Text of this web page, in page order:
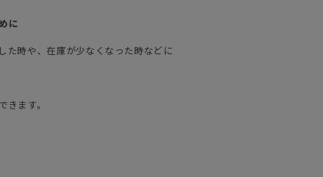
に
た時や、在庫が少なくなった時などに
ます。